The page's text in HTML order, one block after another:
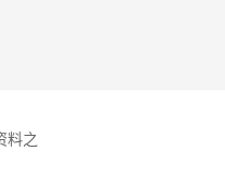
料之